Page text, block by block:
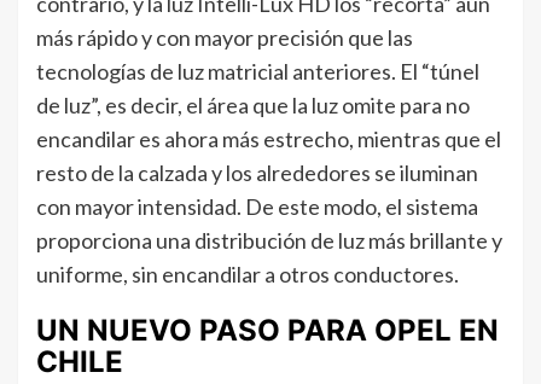
más rápido y con mayor precisión que las
tecnologías de luz matricial anteriores. El “túnel
de luz”, es decir, el área que la luz omite para no
encandilar es ahora más estrecho, mientras que el
resto de la calzada y los alrededores se iluminan
con mayor intensidad. De este modo, el sistema
proporciona una distribución de luz más brillante y
uniforme, sin encandilar a otros conductores.
UN NUEVO PASO PARA OPEL EN
CHILE